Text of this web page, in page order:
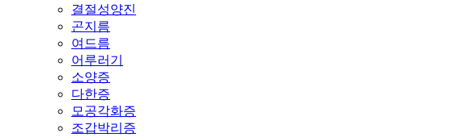
결절성양진
곤지름
여드름
어루러기
소양증
다한증
모공각화증
조갑박리증